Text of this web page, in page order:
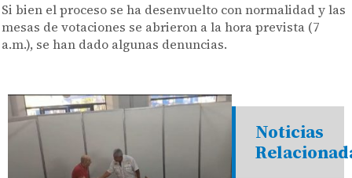
Si bien el proceso se ha desenvuelto con normalidad y las
mesas de votaciones se abrieron a la hora prevista (7
a.m.), se han dado algunas denuncias.
Noticias